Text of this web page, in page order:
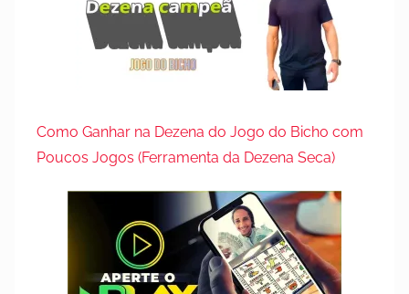
Como Ganhar na Dezena do Jogo do Bicho com
Poucos Jogos (Ferramenta da Dezena Seca)